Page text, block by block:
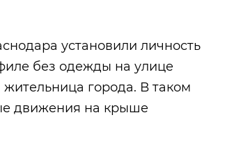
установили личность
без одежды на улице
города. В таком
движения на крыше